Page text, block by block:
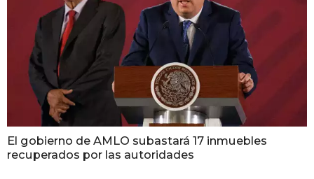
El gobierno de AMLO subastará 17 inmuebles
recuperados por las autoridades